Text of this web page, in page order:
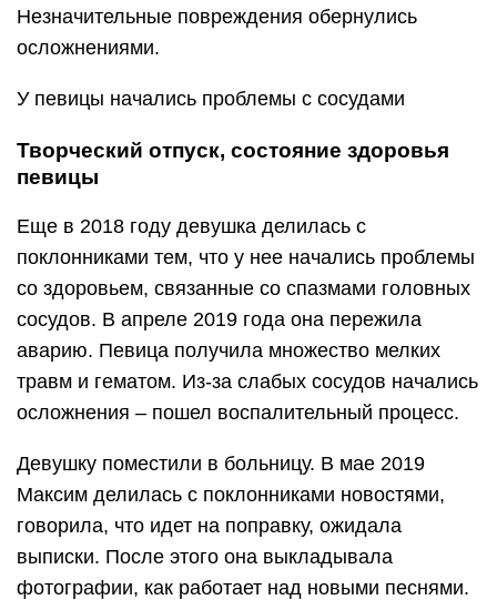
Незначительные повреждения обернулись
осложнениями.
У певицы начались проблемы с сосудами
Творческий отпуск, состояние здоровья
певицы
Еще в 2018 году девушка делилась с
поклонниками тем, что у нее начались проблемы
со здоровьем, связанные со спазмами головных
сосудов. В апреле 2019 года она пережила
аварию. Певица получила множество мелких
травм и гематом. Из-за слабых сосудов начались
осложнения – пошел воспалительный процесс.
Девушку поместили в больницу. В мае 2019
Максим делилась с поклонниками новостями,
говорила, что идет на поправку, ожидала
выписки. После этого она выкладывала
фотографии, как работает над новыми песнями.